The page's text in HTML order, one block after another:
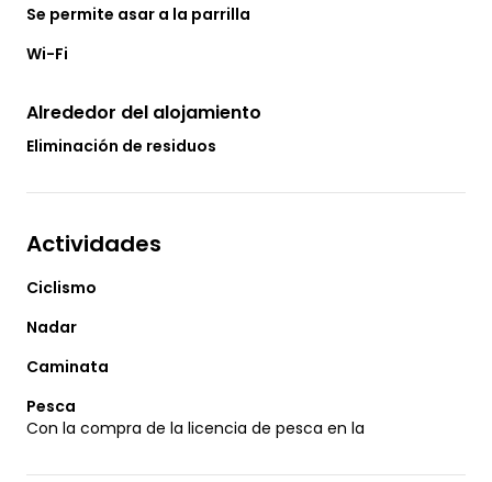
Se permite asar a la parrilla
Wi-Fi
Alrededor del alojamiento
Eliminación de residuos
Actividades
Ciclismo
Nadar
Caminata
Pesca
Con la compra de la licencia de pesca en la